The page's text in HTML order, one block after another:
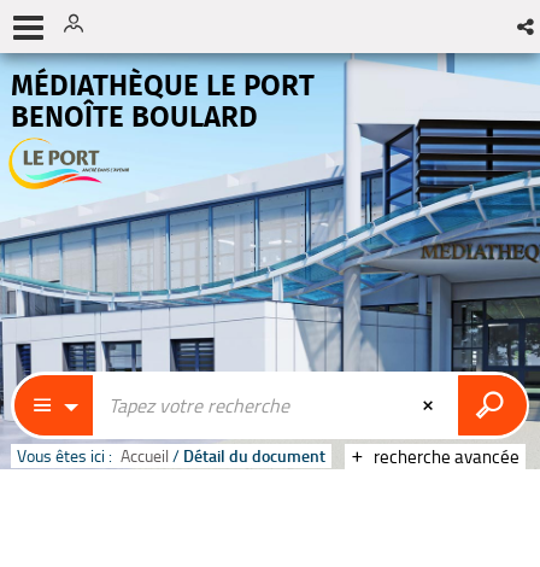
MÉDIATHÈQUE LE PORT
BENOÎTE BOULARD
recherche avancée
Vous êtes ici : Accueil / Détail du document